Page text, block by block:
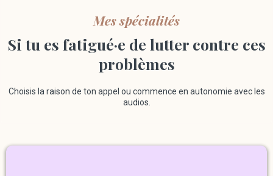
Mes spécialités
Si tu es fatigué·e de lutter contre ces
problèmes
Choisis la raison de ton appel ou commence en autonomie avec les
audios.